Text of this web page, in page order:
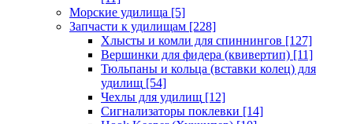
Морские удилища [5]
Запчасти к удилищам [228]
Хлысты и комли для спиннингов [127]
Вершинки для фидера (квивертип) [11]
Тюльпаны и кольца (вставки колец) для
удилищ [54]
Чехлы для удилищ [12]
Сигнализаторы поклевки [14]